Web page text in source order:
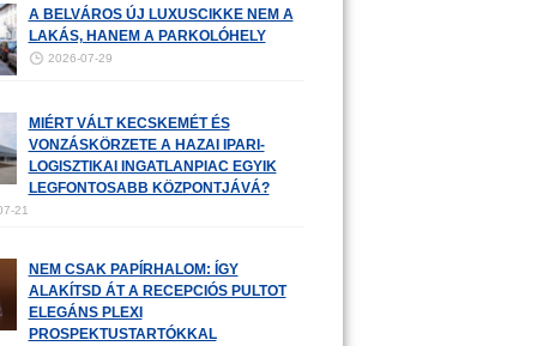
A BELVÁROS ÚJ LUXUSCIKKE NEM A
LAKÁS, HANEM A PARKOLÓHELY
2026-07-29
MIÉRT VÁLT KECSKEMÉT ÉS
VONZÁSKÖRZETE A HAZAI IPARI-
LOGISZTIKAI INGATLANPIAC EGYIK
LEGFONTOSABB KÖZPONTJÁVÁ?
21
NEM CSAK PAPÍRHALOM: ÍGY
ALAKÍTSD ÁT A RECEPCIÓS PULTOT
ELEGÁNS PLEXI
PROSPEKTUSTARTÓKKAL